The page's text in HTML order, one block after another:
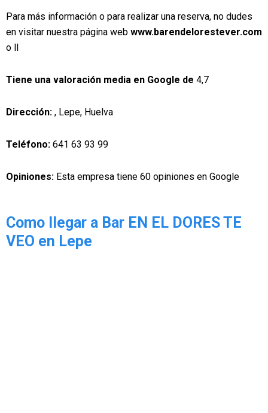
Para más información o para realizar una reserva, no dudes
en visitar nuestra página web www.barendelorestever.com
o ll
Tiene una valoración media en Google de 4,7
Dirección: , Lepe, Huelva
Teléfono: 641 63 93 99
Opiniones: Esta empresa tiene 60 opiniones en Google
Como llegar a Bar EN EL DORES TE
VEO en Lepe